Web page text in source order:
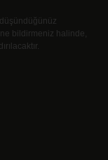
bildirmeniz halinde,